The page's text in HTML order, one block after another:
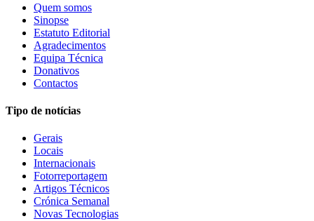
Quem somos
Sinopse
Estatuto Editorial
Agradecimentos
Equipa Técnica
Donativos
Contactos
Tipo de notícias
Gerais
Locais
Internacionais
Fotorreportagem
Artigos Técnicos
Crónica Semanal
Novas Tecnologias